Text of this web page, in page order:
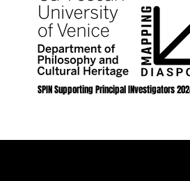
SPIN Supporting Principal INvestigators